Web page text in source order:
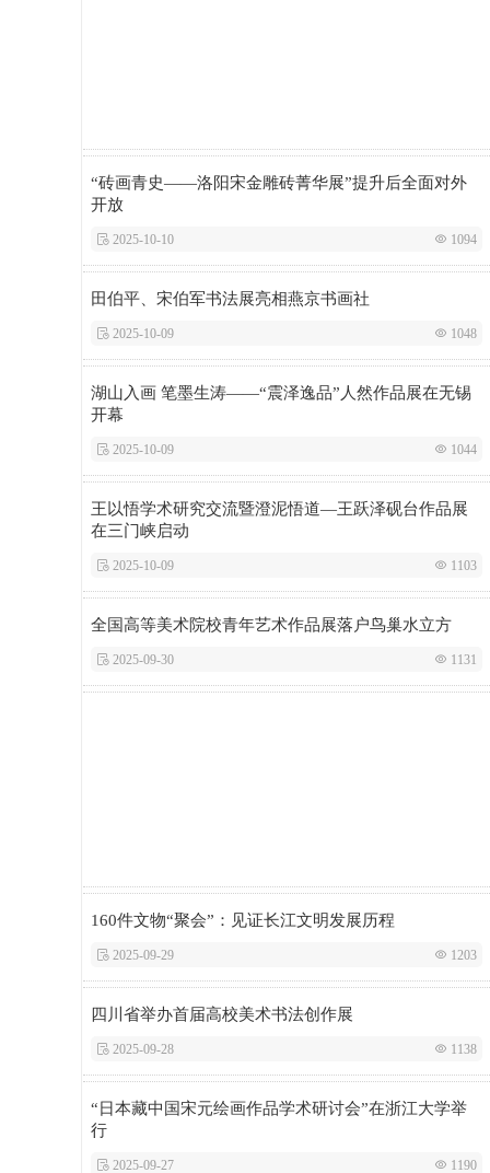
“砖画青史——洛阳宋金雕砖菁华展”提升后全面对外
开放
 2025-10-10  1094
田伯平、宋伯军书法展亮相燕京书画社
 2025-10-09  1048
湖山入画 笔墨生涛——“震泽逸品”人然作品展在无锡
开幕
 2025-10-09  1044
王以悟学术研究交流暨澄泥悟道—王跃泽砚台作品展
在三门峡启动
 2025-10-09  1103
全国高等美术院校青年艺术作品展落户鸟巢水立方
 2025-09-30  1131
160件文物“聚会”：见证长江文明发展历程
 2025-09-29  1203
四川省举办首届高校美术书法创作展
 2025-09-28  1138
“日本藏中国宋元绘画作品学术研讨会”在浙江大学举
行
 2025-09-27  1190